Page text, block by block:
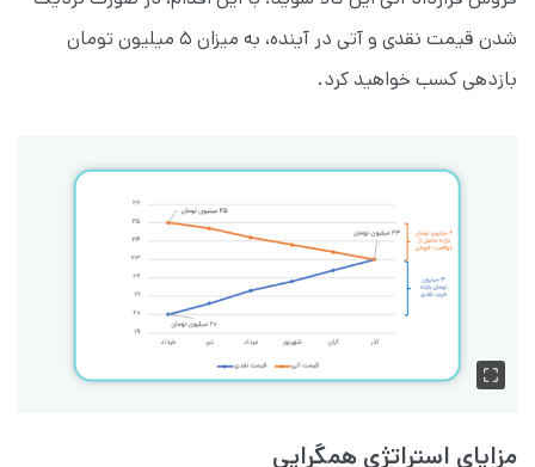
شدن قیمت نقدی و آتی در آینده، به میزان ۵ میلیون تومان
بازدهی کسب خواهید کرد.
مزایای استراتژی همگرایی